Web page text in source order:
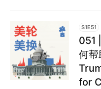
S1E51
051
何
for